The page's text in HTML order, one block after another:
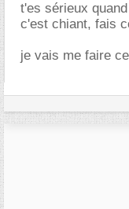
t'es sérieux
c'est chiant, fais
je vais me faire